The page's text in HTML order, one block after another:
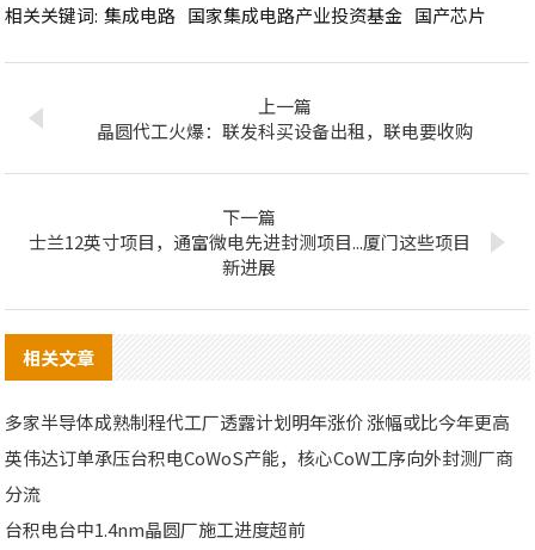
相关关键词: 集成电路 国家集成电路产业投资基金 国产芯片
上一篇
晶圆代工火爆：联发科买设备出租，联电要收购
下一篇
士兰12英寸项目，通富微电先进封测项目...厦门这些项目
新进展
相关文章
多家半导体成熟制程代工厂透露计划明年涨价 涨幅或比今年更高
英伟达订单承压台积电CoWoS产能，核心CoW工序向外封测厂商
分流
台积电台中1.4nm晶圆厂施工进度超前